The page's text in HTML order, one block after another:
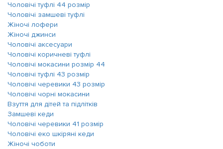
Чоловічі туфлі 44 розмір
Чоловічі замшеві туфлі
Жіночі лофери
Жіночі джинси
Чоловічі аксесуари
Чоловічі коричневі туфлі
Чоловічі мокасини розмір 44
Чоловічі туфлі 43 розмір
Чоловічі черевики 43 розмір
Чоловічі чорні мокасини
Взуття для дітей та підлітків
Замшеві кеди
Чоловічі черевики 41 розмір
Чоловічі еко шкіряні кеди
Жіночі чоботи